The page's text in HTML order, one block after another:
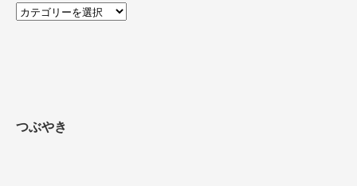
記
つぶやき